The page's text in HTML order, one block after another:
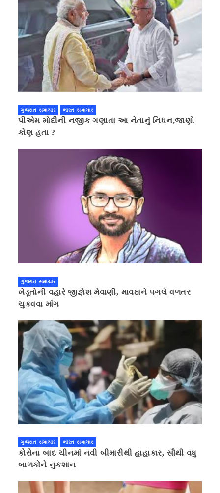
ગુજરાત સમાચાર ભારત સમાચાર
પીએમ મોદીની નજીક ગણાતા આ નેતાનું નિધન,જાણો
કોણ હતા ?
ગુજરાત સમાચાર
ખેડૂતોની વહારે જીજ્ઞેશ મેવાણી, માવઠાને પગલે વળતર
ચુકવવા માંગ
ગુજરાત સમાચાર ભારત સમાચાર
કોરોના બાદ ચીનમાં નવી બીમારીથી હાહાકાર, સૌથી વધુ
બાળકોને નુકશાન